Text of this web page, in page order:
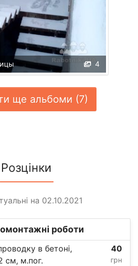
4
ще альбоми (7)
Розцінки
на 02.10.2021
роботи
в бетоні,
см, м.пог.
40
грн